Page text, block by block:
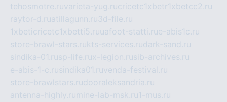
tehosmotre.ruvarieta-yug.rucricetc1xbetr1xbetcc2.ru
raytor-d.ruatillagunn.ru3d-file.ru
1xbeticricetc1xbetti5.ruuafoot-statti.rue-abis1c.ru
store-brawl-stars.rukts-services.rudark-sand.ru
sindika-01.rusp-life.rux-legion.rusib-archives.ru
e-abis-1-c.rusindika01.ruvenda-festival.ru
store-brawlstars.rudooraleksandria.ru
antenna-highly.ru mine-lab-msk.ru1-mus.ru